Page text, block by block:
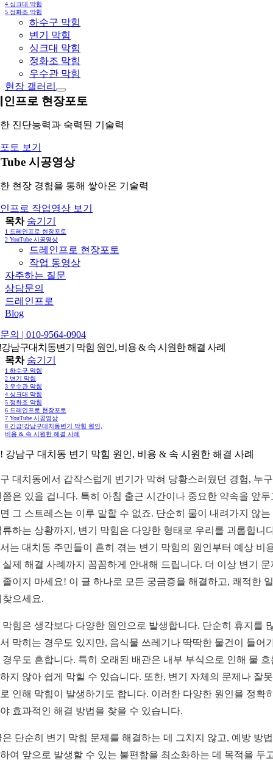
4 싱크대 막힘
5 정화조 막힘
하수구 막힘
변기 막힘
싱크대 막힘
정화조 막힘
우수관 막힘
현장 갤러리
인프로 현장포토
진단능력과 숙력된 기술력
토 보기
시공영상
현장 경험을 통해 쌓아온 기술력
프로 작업영상 보기
목차 숨기기
1 드레인프로 현장포토
2 YouTube 시공영상
드레인프로 현장포토
작업 동영상
자주하는 질문
상담문의
드레인프로
Blog
의 | 010-9564-0904
남구대치동변기 막힘 원인, 비용 & 속 시원한 해결 사례
목차 숨기기
1 하수구 막힘
2 변기 막힘
3 우수관 막힘
4 싱크대 막힘
5 정화조 막힘
6 드레인프로 현장포토
7 YouTube 시공영상
8 긴급!강남구대치동변기 막힘 원인,
비용 & 속 시원한 해결 사례
강남구 대치동 변기 막힘 원인, 비용 & 속 시원한 해결 사례
대치동에서 갑작스럽게 변기가 막혀 당황스러웠던 경험, 누
쯤은 있을 겁니다. 특히 아침 출근 시간이나 중요한 약속을 앞두
그 스트레스는 이루 말할 수 없죠. 단순히 물이 내려가지 않는
류하는 상황까지, 변기 막힘은 다양한 형태로 우리를 괴롭힙니
는 대치동 주민들이 흔히 겪는 변기 막힘의 원인부터 예상 비
실제 해결 사례까지 꼼꼼하게 안내해 드립니다. 더 이상 변기 문
졸이지 마세요! 이 글 하나로 모든 궁금증을 해결하고, 쾌적한
찾으세요.
막힘은 생각보다 다양한 원인으로 발생합니다. 단순히 휴지를
막히는 경우도 있지만, 음식물 쓰레기나 딱딱한 물건이 들어
경우도 흔합니다. 특히 오래된 배관은 내부 부식으로 인해 물 흐
지 않아 쉽게 막힐 수 있습니다. 또한, 변기 자체의 문제나 잘
인해 막힘이 발생하기도 합니다. 이러한 다양한 원인을 정확
효과적인 해결 방법을 찾을 수 있습니다.
은 단순히 변기 막힘 문제를 해결하는 데 그치지 않고, 예방 방
여 앞으로 발생할 수 있는 불편함을 최소화하는 데 목적을 두